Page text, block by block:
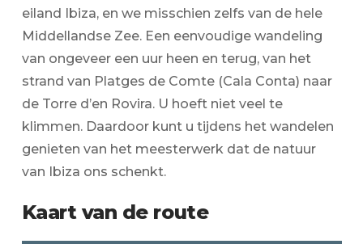
eiland Ibiza, en we misschien zelfs van de hele
Middellandse Zee. Een eenvoudige wandeling
van ongeveer een uur heen en terug, van het
strand van Platges de Comte (Cala Conta) naar
de Torre d’en Rovira. U hoeft niet veel te
klimmen. Daardoor kunt u tijdens het wandelen
genieten van het meesterwerk dat de natuur
van Ibiza ons schenkt.
Kaart van de route